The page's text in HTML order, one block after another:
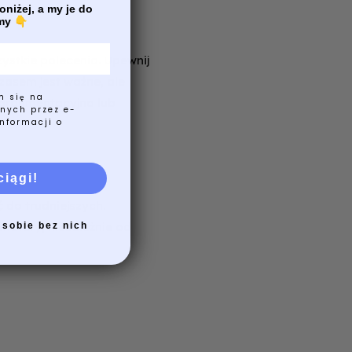
polecenia. Upewnij
jest ważne, ale
lub
trudniejszych.
niezależnie od
a my je do
👇
się na
przez e-
o
bez nich